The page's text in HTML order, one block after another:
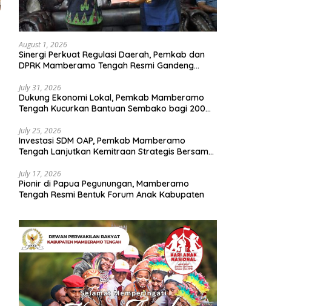
August 1, 2026
Sinergi Perkuat Regulasi Daerah, Pemkab dan
DPRK Mamberamo Tengah Resmi Gandeng
July 31, 2026
Dukung Ekonomi Lokal, Pemkab Mamberamo
Tengah Kucurkan Bantuan Sembako bagi 200
July 25, 2026
Investasi SDM OAP, Pemkab Mamberamo
Tengah Lanjutkan Kemitraan Strategis Bersama
July 17, 2026
Pionir di Papua Pegunungan, Mamberamo
Tengah Resmi Bentuk Forum Anak Kabupaten